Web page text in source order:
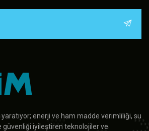
enerji ve ham madde verimliliği, su
güvenliği iyileştiren teknolojiler ve